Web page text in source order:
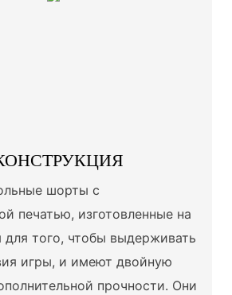
шорты с
печатью, изготовленные на
для того, чтобы выдерживать
игры, и имеют двойную
прочности. Они